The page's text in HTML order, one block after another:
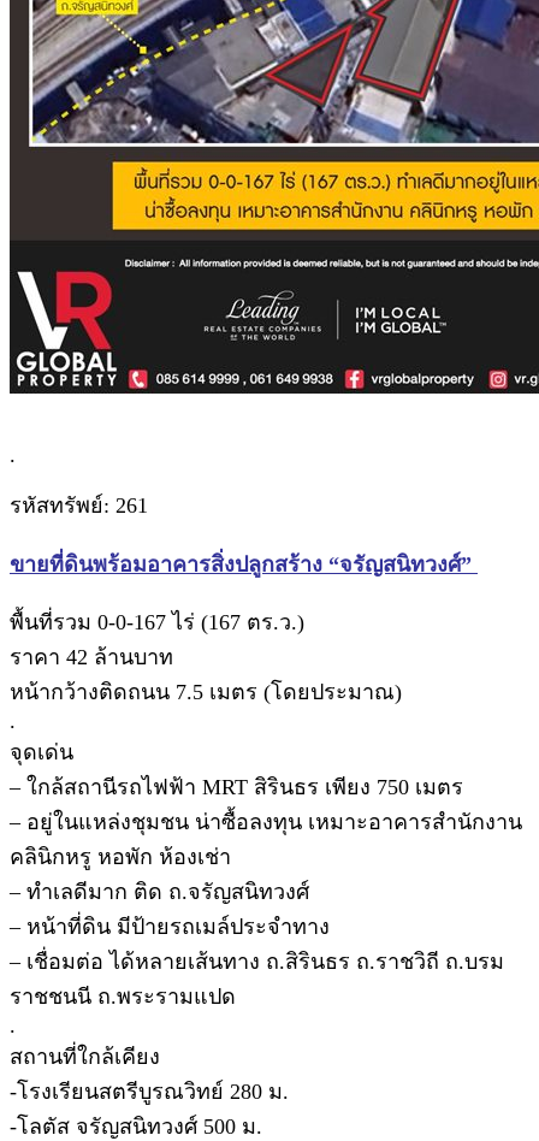
.
รหัสทรัพย์: 261
ขายที่ดินพร้อมอาคารสิ่งปลูกสร้าง “จรัญสนิทวงศ์”
พื้นที่รวม 0-0-167 ไร่ (167 ตร.ว.)
ราคา 42 ล้านบาท
หน้ากว้างติดถนน 7.5 เมตร (โดยประมาณ)
.
จุดเด่น
– ใกล้สถานีรถไฟฟ้า MRT สิรินธร เพียง 750 เมตร
– อยู่ในแหล่งชุมชน น่าซื้อลงทุน เหมาะอาคารสำนักงาน
คลินิกหรู หอพัก ห้องเช่า
– ทำเลดีมาก ติด ถ.จรัญสนิทวงศ์
– หน้าที่ดิน มีป้ายรถเมล์ประจำทาง
– เชื่อมต่อ ได้หลายเส้นทาง ถ.สิรินธร ถ.ราชวิถี ถ.บรม
ราชชนนี ถ.พระรามแปด
.
สถานที่ใกล้เคียง
-โรงเรียนสตรีบูรณวิทย์ 280 ม.
-โลตัส จรัญสนิทวงศ์ 500 ม.